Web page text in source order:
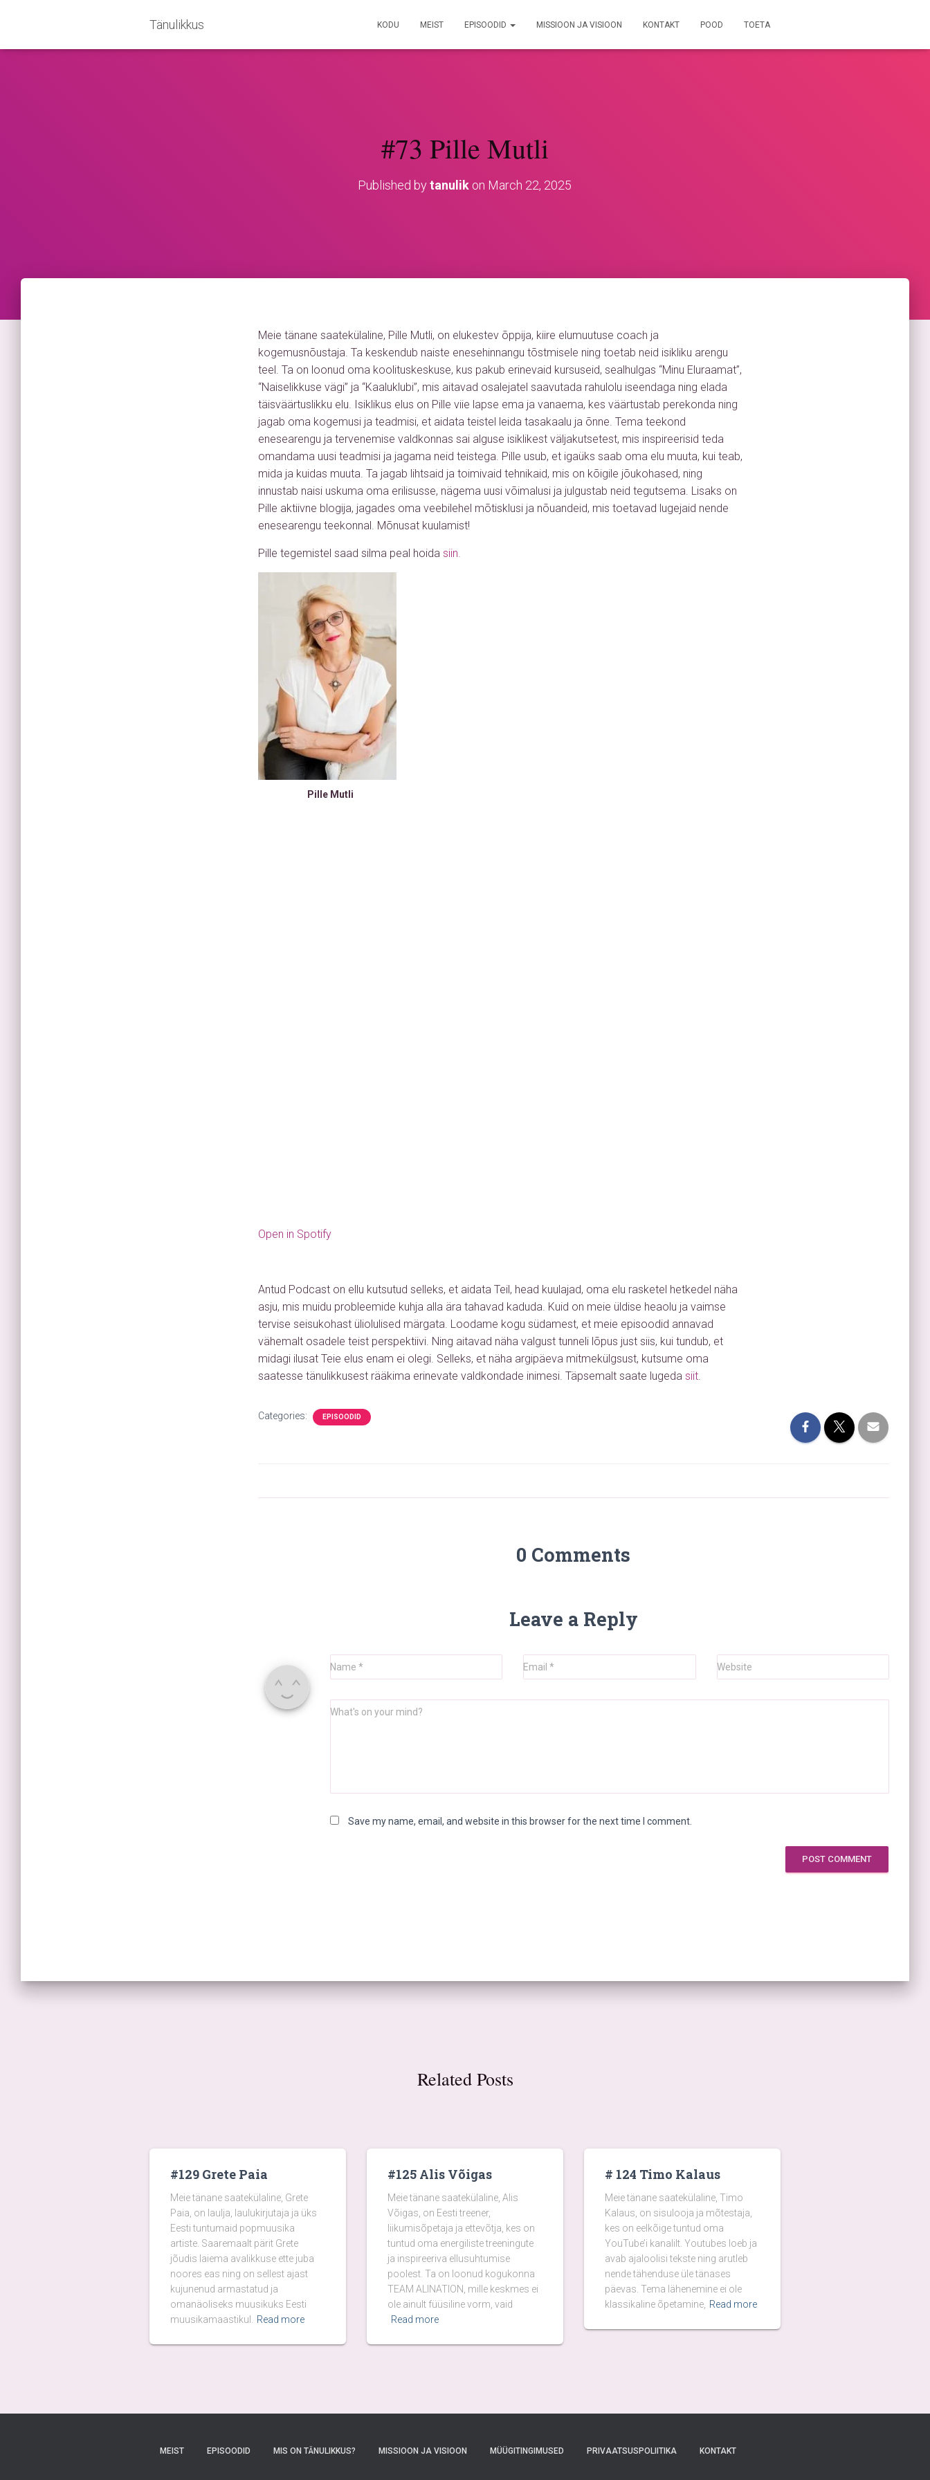
Tänulikkus KODU MEIST EPISOODID MISSIOON JA VISIOON KONTAKT POOD TOETA
#73 Pille Mutli
Published bytanulik on March 22, 2025
Meie tänane saatekülaline, Pille Mutli, on elukestev õppija, kiire elumuutuse coach ja
kogemusnõustaja. Ta keskendub naiste enesehinnangu tõstmisele ning toetab neid isikliku arengu
teel. Ta on loonud oma koolituskeskuse, kus pakub erinevaid kursuseid, sealhulgas “Minu Eluraamat”,
“Naiselikkuse vägi” ja “Kaaluklubi”, mis aitavad osalejatel saavutada rahulolu iseendaga ning elada
täisväärtuslikku elu. Isiklikus elus on Pille viie lapse ema ja vanaema, kes väärtustab perekonda ning
jagab oma kogemusi ja teadmisi, et aidata teistel leida tasakaalu ja õnne. Tema teekond
enesearengu ja tervenemise valdkonnas sai alguse isiklikest väljakutsetest, mis inspireerisid teda
omandama uusi teadmisi ja jagama neid teistega. Pille usub, et igaüks saab oma elu muuta, kui teab,
mida ja kuidas muuta. Ta jagab lihtsaid ja toimivaid tehnikaid, mis on kõigile jõukohased, ning
innustab naisi uskuma oma erilisusse, nägema uusi võimalusi ja julgustab neid tegutsema. Lisaks on
Pille aktiivne blogija, jagades oma veebilehel mõtisklusi ja nõuandeid, mis toetavad lugejaid nende
enesearengu teekonnal. Mõnusat kuulamist!
Pille tegemistel saad silma peal hoida siin.
Pille Mutli
Open in Spotify
Antud Podcast on ellu kutsutud selleks, et aidata Teil, head kuulajad, oma elu rasketel hetkedel näha
asju, mis muidu probleemide kuhja alla ära tahavad kaduda. Kuid on meie üldise heaolu ja vaimse
tervise seisukohast üliolulised märgata. Loodame kogu südamest, et meie episoodid annavad
vähemalt osadele teist perspektiivi. Ning aitavad näha valgust tunneli lõpus just siis, kui tundub, et
midagi ilusat Teie elus enam ei olegi. Selleks, et näha argipäeva mitmekülgsust, kutsume oma
saatesse tänulikkusest rääkima erinevate valdkondade inimesi. Täpsemalt saate lugeda siit.
Categories: EPISOODID
0 Comments
Leave a Reply
Name * Email* Website
What's on your mind?
Save my name, email, and website in this browser for the next time I comment.
Related Posts
#129 Grete Paia
Meie tänane saatekülaline, Grete
Paia, on laulja, laulukirjutaja ja üks
Eesti tuntumaid popmuusika
artiste. Saaremaalt pärit Grete
jõudis laiema avalikkuse ette juba
noores eas ning on sellest ajast
kujunenud armastatud ja
omanäoliseks muusikuks Eesti
muusikamaastikul.
Read more
#125 Alis Võigas
Meie tänane saatekülaline, Alis
Võigas, on Eesti treener,
liikumisõpetaja ja ettevõtja, kes on
tuntud oma energiliste treeningute
ja inspireeriva ellusuhtumise
poolest. Ta on loonud kogukonna
TEAM ALINATION, mille keskmes ei
ole ainult füüsiline vorm, vaid
Read more
# 124 Timo Kalaus
Meie tänane saatekülaline, Timo
Kalaus, on sisulooja ja mõtestaja,
kes on eelkõige tuntud oma
YouTube’i kanalilt. Youtubes loeb ja
avab ajaloolisi tekste ning arutleb
nende tähenduse üle tänases
päevas. Tema lähenemine ei ole
klassikaline õpetamine, Read more
MEIST EPISOODID MIS ON TÄNULIKKUS? MISSIOON JA VISIOON MÜÜGITINGIMUSED PRIVAATSUSPOLIITIKA KONTAKT